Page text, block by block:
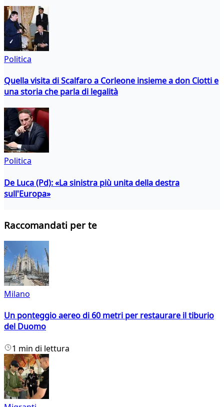
Politica
Quella visita di Scalfaro a Corleone insieme a don Ciotti e
una storia che parla di legalità
Politica
De Luca (Pd): «La sinistra più unita della destra
sull'Europa»
Raccomandati per te
Milano
Un ponteggio aereo di 60 metri per restaurare il tiburio
del Duomo
1 min di lettura